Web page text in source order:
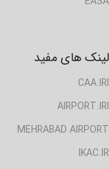
لینک های مفید
CAA.IRI
AIRPORT.IRI
MEHRABAD AIRPORT
IKAC.IR